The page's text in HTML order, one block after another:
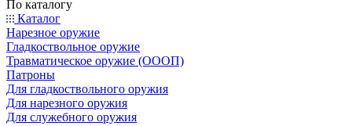
По каталогу
Каталог
Нарезное оружие
Гладкоствольное оружие
Травматическое оружие (ОООП)
Патроны
Для гладкоствольного оружия
Для нарезного оружия
Для служебного оружия